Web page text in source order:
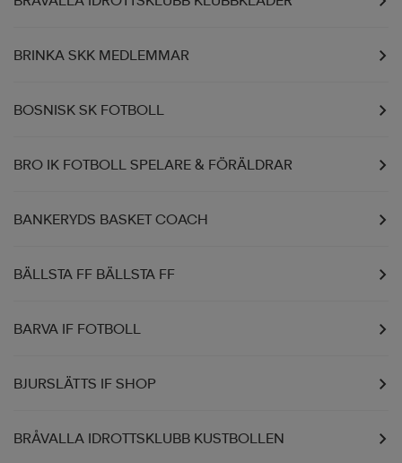
BRINKA SKK MEDLEMMAR
BOSNISK SK FOTBOLL
BRO IK FOTBOLL SPELARE & FÖRÄLDRAR
BANKERYDS BASKET COACH
BÄLLSTA FF BÄLLSTA FF
BARVA IF FOTBOLL
BJURSLÄTTS IF SHOP
BRÅVALLA IDROTTSKLUBB KUSTBOLLEN